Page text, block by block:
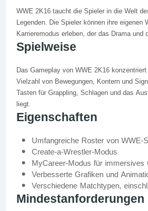
WWE 2K16 taucht die Spieler in die Welt
Legenden. Die Spieler können ihre
Karrieremodus erleben, der das Drama
Spielweise
Das Gameplay von WWE 2K16
Vielzahl von Bewegungen, Kontern und
Tasten für Grappling, Schlagen und das
liegt.
Eigenschaften
Umfangreiche Roster von WWE-
Create-a-Wrestler-Modus
MyCareer-Modus für immersives
Verbesserte Grafiken und
Verschiedene Matchtypen,
Mindestanforderungen